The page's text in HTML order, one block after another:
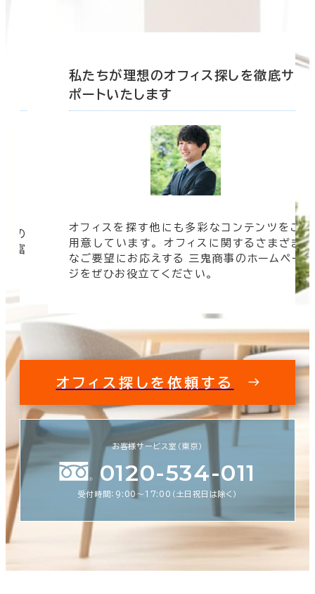
ご
ま
私たちが理想のオフィス探しを徹底サ
ポートいたします
オフィスビルの情報がすぐに欲しい！ そんな
時は三鬼商事へお問い合わせください。 より
速く、より正確に、より良い情報をお届けしま
す。
オフィス探しを依頼する
お客様サービス室（東京）
0120-534-011
受付時間：9:00〜17:00（土日祝日は除く）